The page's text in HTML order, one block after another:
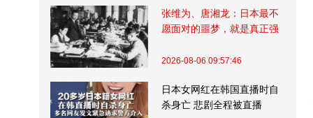
张维为、唐湘龙：日本最不
愿面对的噩梦，就是真正强
2026-08-06 09:57:46
日本女网红在韩国直播时自
杀身亡 悲剧全程被直播